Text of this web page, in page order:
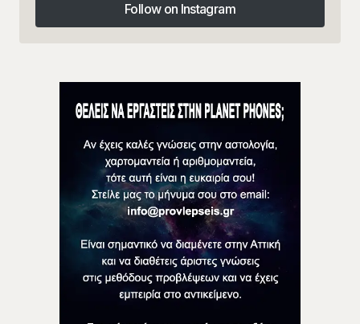
Follow on Instagram
Follow on Instagram